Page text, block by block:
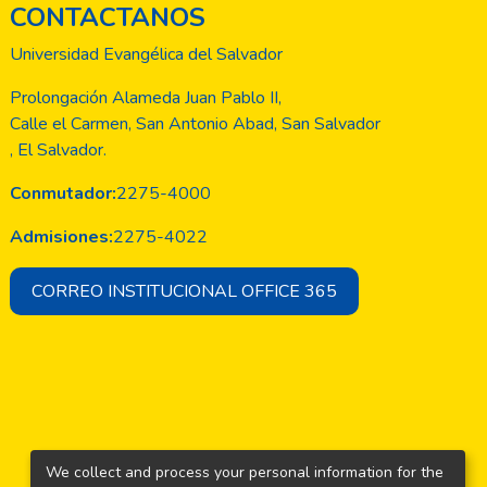
solución a las estructuras
analizar circuitos de mucha
más importantes para la
y características
conformados por
todo dispositivo moderno.
CONTACTANOS
Universidad Evangélica del Salvador
Prolongación Alameda Juan Pablo II,
Calle el Carmen, San Antonio Abad, San Salvador
, El Salvador.
Conmutador:2275-4000
Admisiones:2275-4022
CORREO INSTITUCIONAL OFFICE 365
We collect and process your personal information for the